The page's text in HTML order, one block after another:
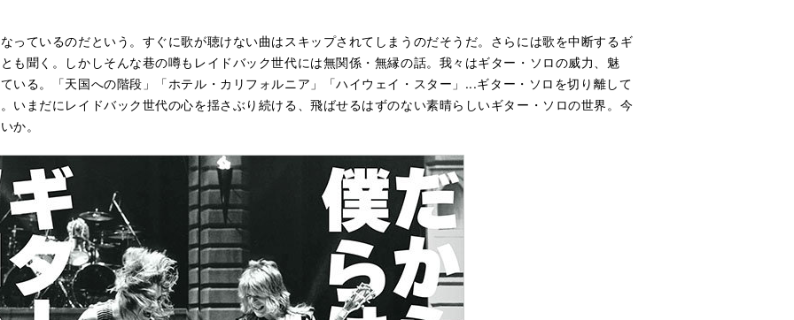
っているのだという。すぐに歌が聴けない曲はスキップされてしまうのだそうだ。さらには歌を中断するギ
も聞く。しかしそんな巷の噂もレイドバック世代には無関係・無縁の話。我々はギター・ソロの威力、魅
いる。「天国への階段」「ホテル・カリフォルニア」「ハイウェイ・スター」...ギター・ソロを切り離して
いまだにレイドバック世代の心を揺さぶり続ける、飛ばせるはずのない素晴らしいギター・ソロの世界。今
か。